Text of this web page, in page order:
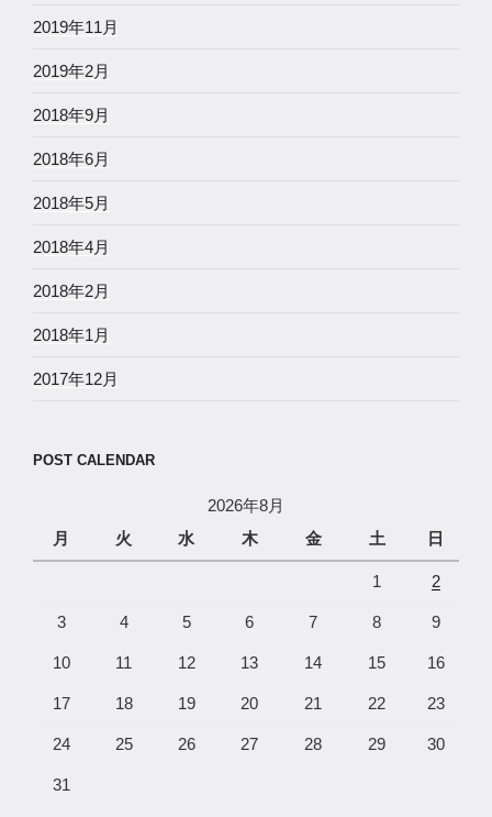
2019年11月
2019年2月
2018年9月
2018年6月
2018年5月
2018年4月
2018年2月
2018年1月
2017年12月
POST CALENDAR
2026年8月
月
火 水 木 金 土 日
1 2
3 4 5 6 7 8 9
10 11 12 13 14 15 16
17 18 19 20 21 22 23
24 25 26 27 28 29 30
31